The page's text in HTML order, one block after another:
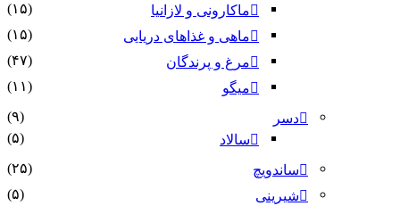
ماکارونی و لازانیا
(۱۵)
ماهی و غذاهای دریایی
(۱۵)
مرغ و پرندگان
(۴۷)
میگو
(۱۱)
دسر
(۹)
سالاد
(۵)
ساندویچ
(۲۵)
شیرینی
(۵)